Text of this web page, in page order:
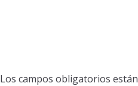
Los campos obligatorios